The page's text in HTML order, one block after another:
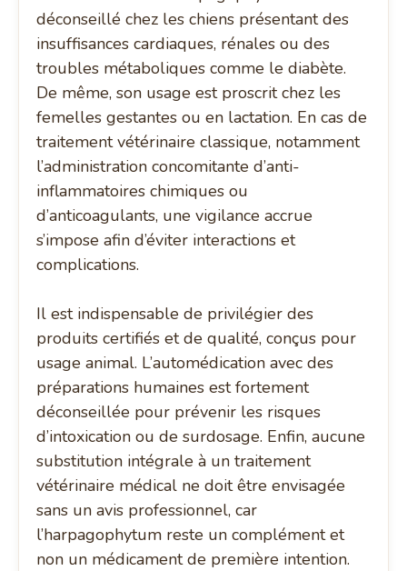
déconseillé chez les chiens présentant des
insuffisances cardiaques, rénales ou des
troubles métaboliques comme le diabète.
De même, son usage est proscrit chez les
femelles gestantes ou en lactation. En cas de
traitement vétérinaire classique, notamment
l’administration concomitante d’anti-
inflammatoires chimiques ou
d’anticoagulants, une vigilance accrue
s’impose afin d’éviter interactions et
complications.
Il est indispensable de privilégier des
produits certifiés et de qualité, conçus pour
usage animal. L’automédication avec des
préparations humaines est fortement
déconseillée pour prévenir les risques
d’intoxication ou de surdosage. Enfin, aucune
substitution intégrale à un traitement
vétérinaire médical ne doit être envisagée
sans un avis professionnel, car
l’harpagophytum reste un complément et
non un médicament de première intention.